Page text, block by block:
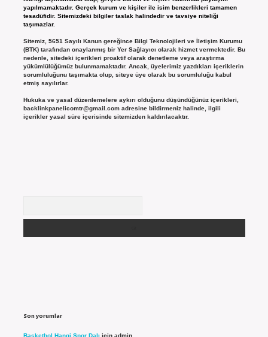
yapılmamaktadır. Gerçek kurum ve kişiler ile isim benzerlikleri tamamen
tesadüfidir. Sitemizdeki bilgiler taslak halindedir ve tavsiye niteliği
taşımazlar.
Sitemiz, 5651 Sayılı Kanun gereğince Bilgi Teknolojileri ve İletişim Kurumu
(BTK) tarafından onaylanmış bir Yer Sağlayıcı olarak hizmet vermektedir. Bu
nedenle, sitedeki içerikleri proaktif olarak denetleme veya araştırma
yükümlülüğümüz bulunmamaktadır. Ancak, üyelerimiz yazdıkları içeriklerin
sorumluluğunu taşımakta olup, siteye üye olarak bu sorumluluğu kabul
etmiş sayılırlar.
Hukuka ve yasal düzenlemelere aykırı olduğunu düşündüğünüz içerikleri,
backlinkpanelicomtr@gmail.comadresine bildirmeniz halinde, ilgili
içerikler yasal süre içerisinde sitemizden kaldırılacaktır.
Son yorumlar
Basketbol Hangi Spor Dalı için admin